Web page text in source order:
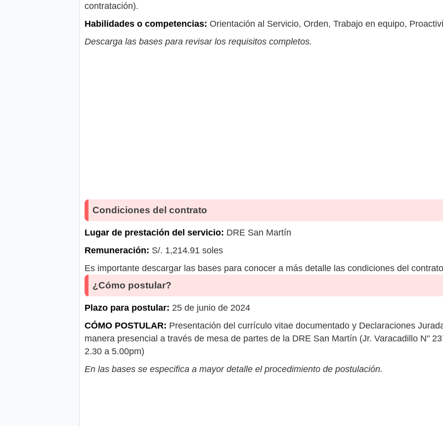
contratación).
Habilidades o competencias: Orientación al Servicio, Orden, Trabajo en equipo,
Descarga las bases para revisar los requisitos completos.
Condiciones del contrato
Lugar de prestación del servicio: DRE San Martín
Remuneración: S/. 1,214.91 soles
Es importante descargar las bases para conocer a más detalle las condiciones del
¿Cómo postular?
Plazo para postular: 25 de junio de 2024
CÓMO POSTULAR: Presentación del currículo vitae documentado y Declaraciones
manera presencial a través de mesa de partes de la DRE San Martín (Jr. Varacadillo N"
2.30 a 5.00pm)
En las bases se especifica a mayor detalle el procedimiento de postulación.